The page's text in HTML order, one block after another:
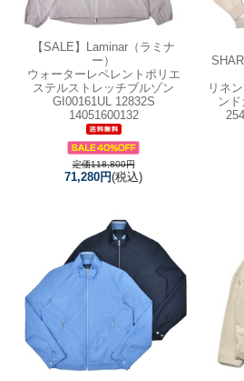
【SALE】
Laminar（ラミナ
ー）
ウォーターレペレントポリエ
ステルストレッチブルゾン
GI00161UL 12832S
14051600132
定価118,800円
71,280円(税込)
リネ
ン